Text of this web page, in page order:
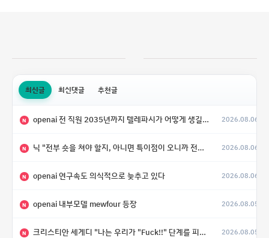
최신글 최신댓글 추천글
N openai 전 직원 2035년까지 텔레파시가 어떻게 생길 수 있는지 2026.08.06
N 닉 "전부 숏을 쳐야 할지, 아니면 특이점이 오니까 전부 롱을 쳐야 할지 모르겠다.” 2026.08.06
N openai 연구속도 의식적으로 늦추고 있다 2026.08.06
N openai 내부모델 mewfour 등장 2026.08.05
N 크리스티안 세게디 "나는 우리가 "Fuck!!" 단계를 피할 수 있기를 바랄 뿐" 2026.08.05